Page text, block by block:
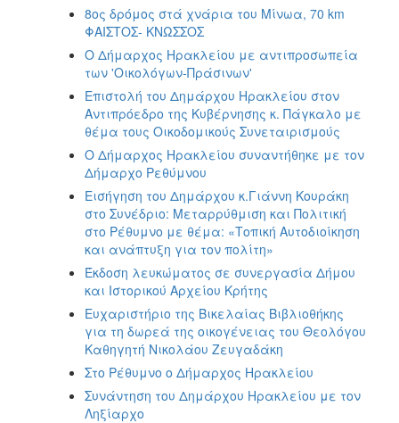
8ος δρόμος στά χνάρια του Μίνωα, 70 km
ΦΑΙΣΤΟΣ- ΚΝΩΣΣΟΣ
Ο Δήμαρχος Ηρακλείου με αντιπροσωπεία
των 'Οικολόγων-Πράσινων'
Επιστολή του Δημάρχου Ηρακλείου στον
Αντιπρόεδρο της Κυβέρνησης κ. Πάγκαλο με
θέμα τους Οικοδομικούς Συνεταιρισμούς
Ο Δήμαρχος Ηρακλείου συναντήθηκε με τον
Δήμαρχο Ρεθύμνου
Εισήγηση του Δημάρχου κ.Γιάννη Κουράκη
στο Συνέδριο: Μεταρρύθμιση και Πολιτική
στο Ρέθυμνο με θέμα: «Τοπική Αυτοδιοίκηση
και ανάπτυξη για τον πολίτη»
Έκδοση λευκώματος σε συνεργασία Δήμου
και Ιστορικού Αρχείου Κρήτης
Ευχαριστήριο της Βικελαίας Βιβλιοθήκης
για τη δωρεά της οικογένειας του Θεολόγου
Καθηγητή Νικολάου Ζευγαδάκη
Στο Ρέθυμνο ο Δήμαρχος Ηρακλείου
Συνάντηση του Δημάρχου Ηρακλείου με τον
Ληξίαρχο